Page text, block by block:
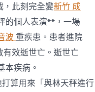
，此刻完全變新竹 成
的個人表演**，一場
波重疾患。患者進院
效逝世亡。逝世亡
本疾病。
算用來「與林天秤進行